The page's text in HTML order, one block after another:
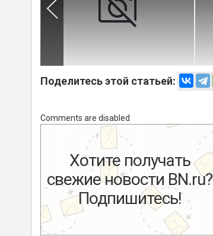
Поделитесь этой статьей:
Comments are disabled
Хотите получать
свежие новости BN.ru?
Подпишитесь!